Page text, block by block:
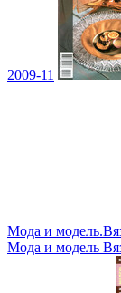
2009-11
Мода и
Мода и модель